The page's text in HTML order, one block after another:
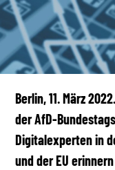
Berlin, 11. März
der AfD-
Digitalexperten in
und der EU